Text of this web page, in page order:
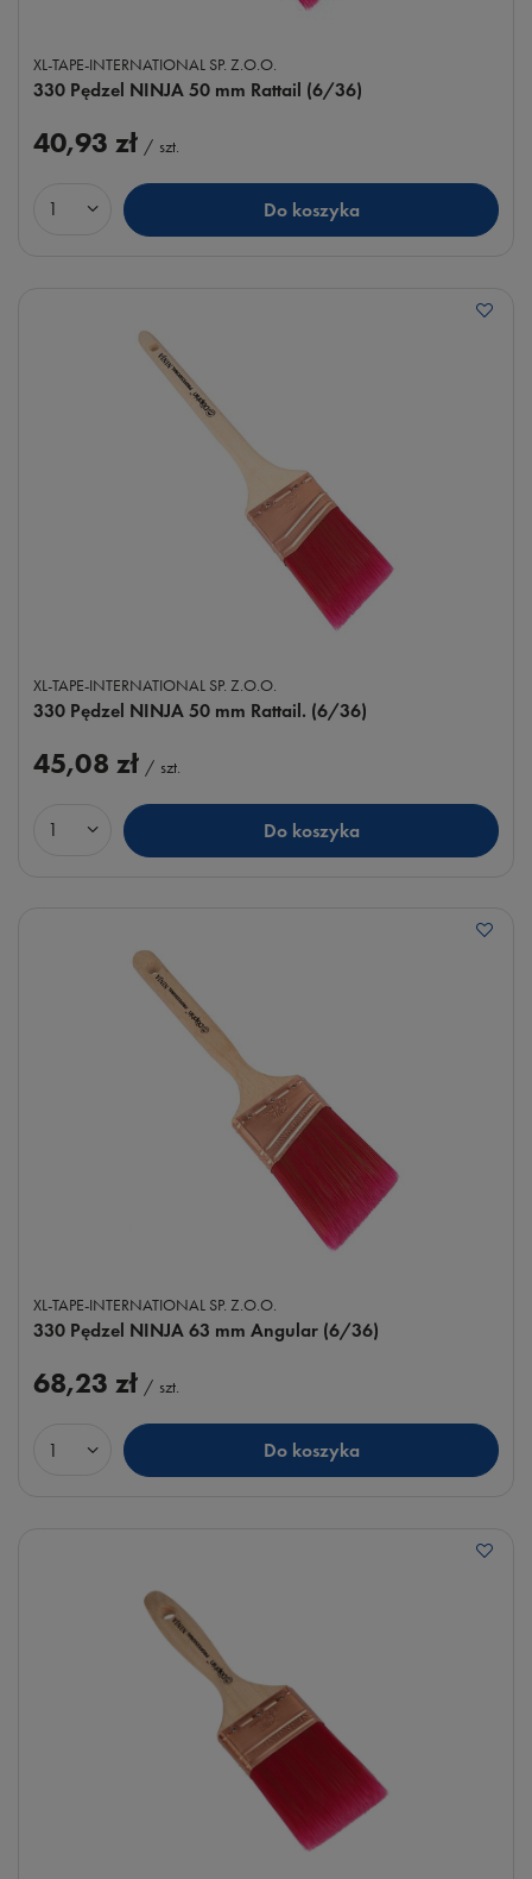
XL-TAPE-INTERNATIONAL SP. Z.O.O.
330 Pędzel NINJA 50 mm Rattail (6/36)
40,93 zł / szt.
Ilość produktów Do koszyka
XL-TAPE-INTERNATIONAL SP. Z.O.O.
330 Pędzel NINJA 50 mm Rattail. (6/36)
45,08 zł / szt.
Ilość produktów Do koszyka
XL-TAPE-INTERNATIONAL SP. Z.O.O.
330 Pędzel NINJA 63 mm Angular (6/36)
68,23 zł / szt.
Ilość produktów Do koszyka